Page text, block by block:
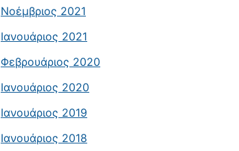
Νοέμβριος 2021
Ιανουάριος 2021
Φεβρουάριος 2020
Ιανουάριος 2020
Ιανουάριος 2019
Ιανουάριος 2018